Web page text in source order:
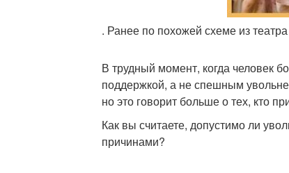
. Ранее по похожей схеме из
В трудный момент, когда человек
поддержкой, а не спешным
но это говорит больше о тех, кто
Как вы считаете, допустимо ли
причинами?